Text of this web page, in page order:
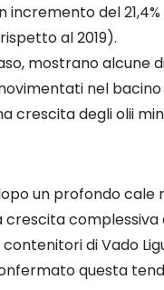
incremento del
al 2019).
mostrano alcune
nel
crescita degli olii
un profondo
crescita
di Vado
questa